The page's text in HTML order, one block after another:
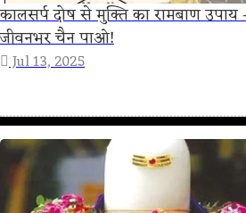
कालसर्प दोष से मुक्ति का रामबाण
जीवनभर चैन पाओ!
Jul 13, 2025